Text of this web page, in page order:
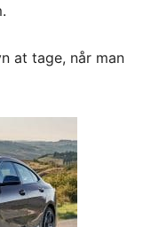
at tage, når man